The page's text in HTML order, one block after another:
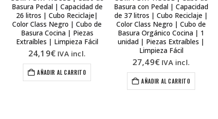
Basura Pedal | Capacidad de
26 litros | Cubo Reciclaje|
Color Class Negro | Cubo de
Basura Cocina | Piezas
Extraíbles | Limpieza Fácil
24,19€ IVA incl.
AÑADIR AL CARRITO
Basura con Pedal | Capacidad
de 37 litros | Cubo Reciclaje |
Color Class Negro | Cubo de
Basura Orgánico Cocina | 1
unidad | Piezas Extraíbles |
Limpieza Fácil
27,49€ IVA incl.
AÑADIR AL CARRITO